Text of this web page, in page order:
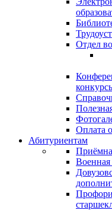
Отдел
Оплата
Абитуриентам
Военная